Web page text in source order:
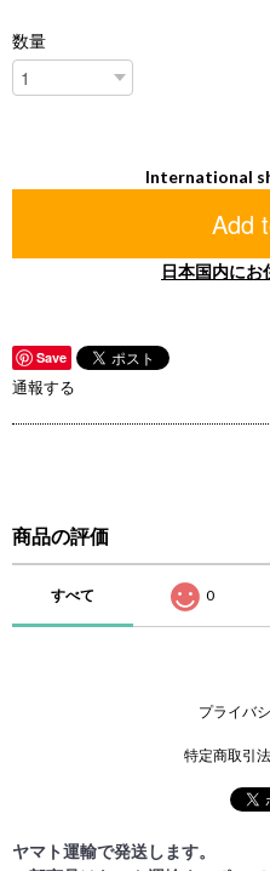
数量
International
Add
日本国内にお
Save
通報する
商品の評価
すべて 0
プライバ
特定商取引
ヤマト運輸で発送します。